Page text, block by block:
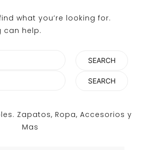
what you’re looking for.
can help.
Zapatos, Ropa, Accesorios y
Mas